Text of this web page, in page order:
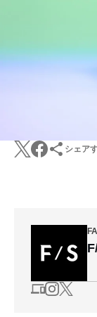
シェア